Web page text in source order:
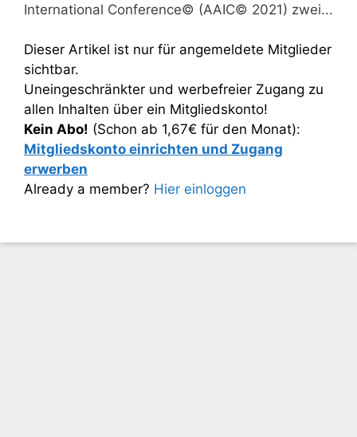
International Conference© (AAIC© 2021) zwei...
Dieser Artikel ist nur für angemeldete Mitglieder
sichtbar.
Uneingeschränkter und werbefreier Zugang zu
allen Inhalten über ein Mitgliedskonto!
Kein Abo! (Schon ab 1,67€ für den Monat):
Mitgliedskonto einrichten und Zugang
erwerben
Already a member? Hier einloggen